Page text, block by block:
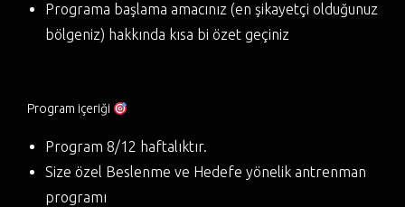
Programa başlama amacınız (en şikayetçi olduğunuz
bölgeniz) hakkında kısa bi özet geçiniz
Program içeriği
Program 8/12 haftalıktır.
Size özel Beslenme ve Hedefe yönelik antrenman
programı